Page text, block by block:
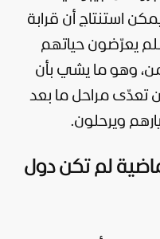
استنتاج أن قرابة
يعرّضون حياتهم
وهو ما يشي بأن
تعدّى مراحل ما بعد
ويرحلون.
لم تكن دول